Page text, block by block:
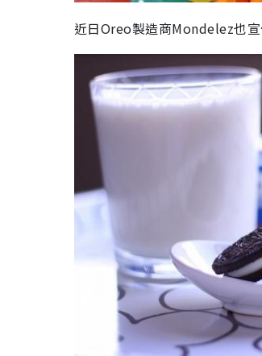
近日Oreo製造商Mondelez也